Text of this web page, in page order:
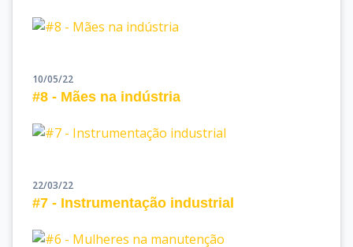
10/05/22
#8 - Mães na indústria
22/03/22
#7 - Instrumentação industrial